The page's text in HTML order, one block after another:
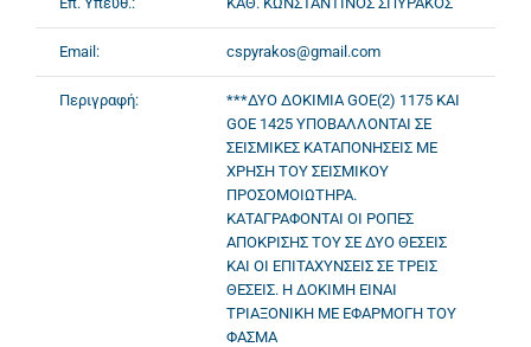
Email: cspyrakos@gmail.com
Περιγραφή:
***ΔΥΟ ΔΟΚΙΜΙΑ GOE(2) 1175 ΚΑΙ
GOE 1425 ΥΠΟΒΑΛΛΟΝΤΑΙ ΣΕ
ΣΕΙΣΜΙΚΕΣ ΚΑΤΑΠΟΝΗΣΕΙΣ ΜΕ
ΧΡΗΣΗ ΤΟΥ ΣΕΙΣΜΙΚΟΥ
ΠΡΟΣΟΜΟΙΩΤΗΡΑ.
ΚΑΤΑΓΡΑΦΟΝΤΑΙ ΟΙ ΡΟΠΕΣ
ΑΠΟΚΡΙΣΗΣ ΤΟΥ ΣΕ ΔΥΟ ΘΕΣΕΙΣ
ΚΑΙ ΟΙ ΕΠΙΤΑΧΥΝΣΕΙΣ ΣΕ ΤΡΕΙΣ
ΘΕΣΕΙΣ. Η ΔΟΚΙΜΗ ΕΙΝΑΙ
ΤΡΙΑΞΟΝΙΚΗ ΜΕ ΕΦΑΡΜΟΓΗ ΤΟΥ
ΦΑΣΜΑ